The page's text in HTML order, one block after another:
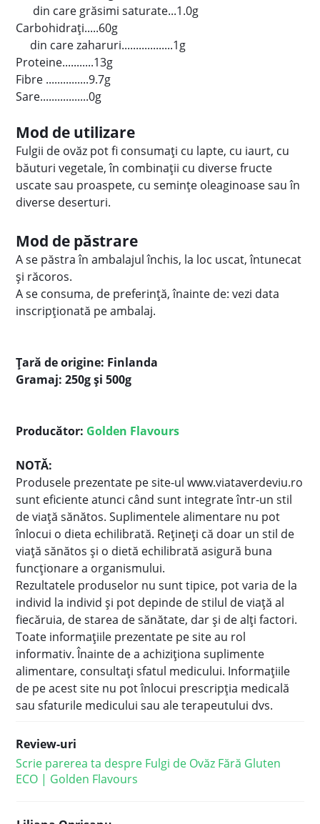
din care grăsimi saturate...1.0g
Carbohidraţi.....60g
din care zaharuri..................1g
Proteine...........13g
Fibre ...............9.7g
Sare.................0g
Mod de utilizare
Fulgii de ovăz pot fi consumați cu lapte, cu iaurt, cu
băuturi vegetale, în combinații cu diverse fructe
uscate sau proaspete, cu semințe oleaginoase sau în
diverse deserturi.
Mod de păstrare
A se păstra în ambalajul închis, la loc uscat, întunecat
şi răcoros.
A se consuma, de preferință, înainte de: vezi data
inscripționată pe ambalaj.
Ţară de origine: Finlanda
Gramaj: 250gși 500g
Producător: Golden Flavours
NOTĂ:
Produsele prezentate pe site-ul www.viataverdeviu.ro
sunt eficiente atunci când sunt integrate într-un stil
de viaţă sănătos. Suplimentele alimentare nu pot
înlocui o dieta echilibrată. Reţineţi că doar un stil de
viaţă sănătos şi o dietă echilibrată asigură buna
funcţionare a organismului.
Rezultatele produselor nu sunt tipice, pot varia de la
individ la individ şi pot depinde de stilul de viaţă al
fiecăruia, de starea de sănătate, dar şi de alţi factori.
Toate informaţiile prezentate pe site au rol
informativ. Înainte de a achiziţiona suplimente
alimentare, consultaţi sfatul medicului. Informațiile
de pe acest site nu pot înlocui prescripţia medicală
sau sfaturile medicului sau ale terapeutului dvs.
Review-uri
Scrie parerea ta despre Fulgi de Ovăz Fără Gluten
ECO | Golden Flavours